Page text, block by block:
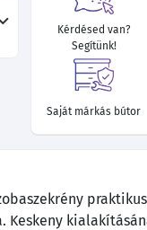
Kérdésed van?
Segítünk!
Saját márkás bútor
Keskeny